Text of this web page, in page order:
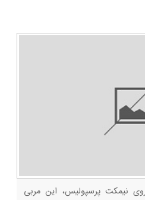
نیمکت پرسپولیس، این مربی